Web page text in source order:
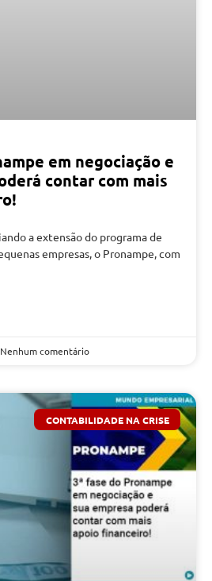
em negociação e
contar com mais
a extensão do programa de
empresas, o Pronampe, com
Nenhum comentário
CONTABILIDADE NA CRISE